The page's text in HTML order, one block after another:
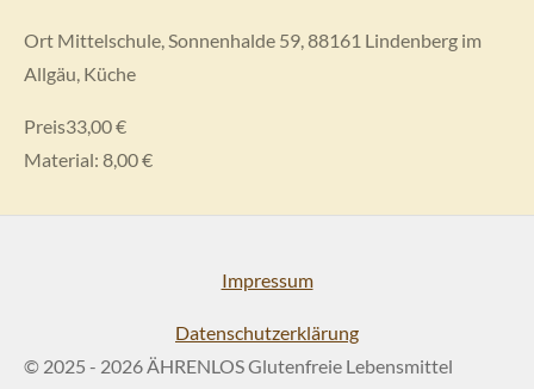
Ort Mittelschule, Sonnenhalde 59, 88161 Lindenberg im
Allgäu, Küche
Preis33,00 €
Material: 8,00 €
Impressum
Datenschutzerklärung
© 2025 - 2026 ÄHRENLOS Glutenfreie Lebensmittel